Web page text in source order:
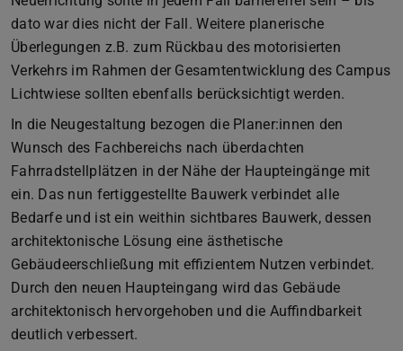
dato war dies nicht der Fall. Weitere planerische
Überlegungen z.B. zum Rückbau des motorisierten
Verkehrs im Rahmen der Gesamtentwicklung des Campus
Lichtwiese sollten ebenfalls berücksichtigt werden.
In die Neugestaltung bezogen die Planer:innen den
Wunsch des Fachbereichs nach überdachten
Fahrradstellplätzen in der Nähe der Haupteingänge mit
ein. Das nun fertiggestellte Bauwerk verbindet alle
Bedarfe und ist ein weithin sichtbares Bauwerk, dessen
architektonische Lösung eine ästhetische
Gebäudeerschließung mit effizientem Nutzen verbindet.
Durch den neuen Haupteingang wird das Gebäude
architektonisch hervorgehoben und die Auffindbarkeit
deutlich verbessert.